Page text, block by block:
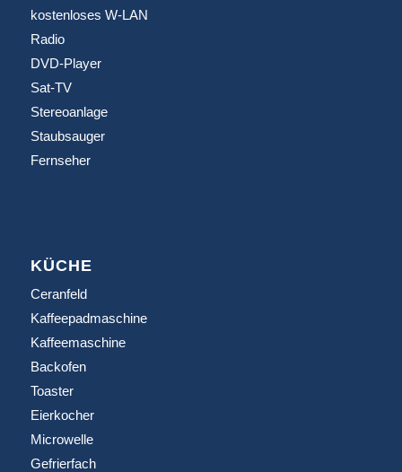
kostenloses W-LAN
Radio
DVD-Player
Sat-TV
Stereoanlage
Staubsauger
Fernseher
KÜCHE
Ceranfeld
Kaffeepadmaschine
Kaffeemaschine
Backofen
Toaster
Eierkocher
Microwelle
Gefrierfach